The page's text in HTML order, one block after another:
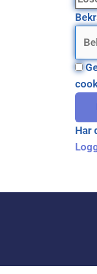
Har